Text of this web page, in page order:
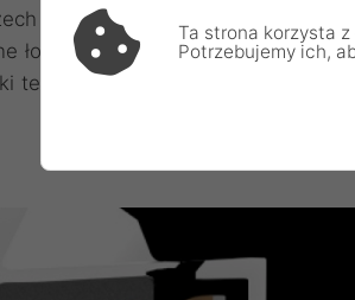
z ulepszonym łożyskiem
łożysko dynamiczne jest
temu łożysko to jest tak samo
Ta strona korzysta z
Potrzebujemy ich,